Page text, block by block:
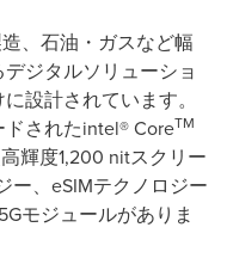
、石油・ガスなど幅
ジタルソリューショ
設計されています。
されたintel® CoreTM
輝度1,200 nitスクリー
ー、eSIMテクノロジー
モジュールがありま